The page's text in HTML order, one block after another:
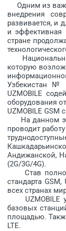
Одним из
внедрения
развивается, и
и эффективная
стране
которую
Узбекистан №
UZMOBILE
оборудования
UZMOBILE GSM
На данном
проводит
Андижанской,
(2G/3G/4G).
Став
стандарта
всех странах
UZMOBILE
базовых
площадью.
LTE.